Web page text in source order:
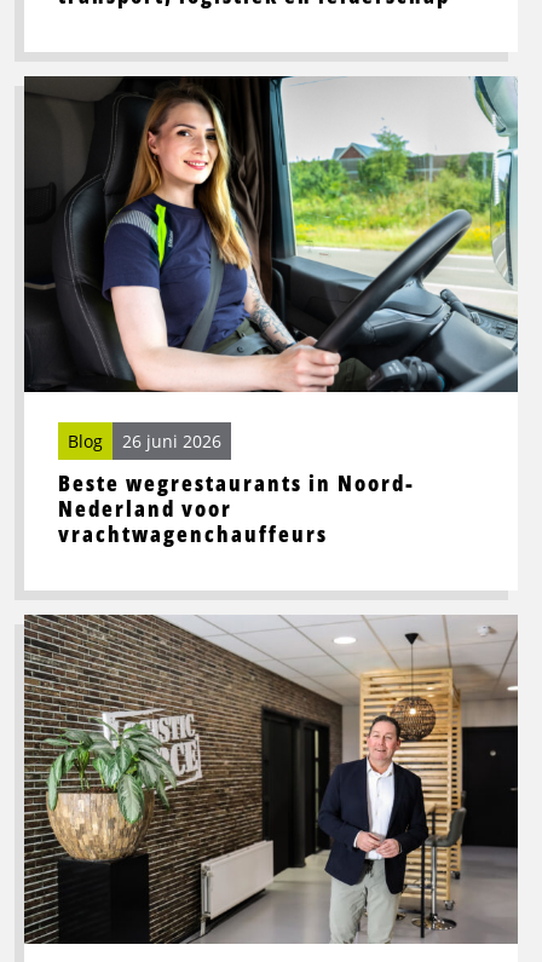
Beste wegrestaurants in Noord-
Nederland voor
vrachtwagenchauffeurs
Blog 26 juni 2026
Lees
Beste
wegrestaurants
Noord-
Nederland
voor
vrachtwagenchauffeurs
Lees
meer
over
Toekomstbestendige
logistiek
vraagt
om
slimme
processen
én
sterke
mensen